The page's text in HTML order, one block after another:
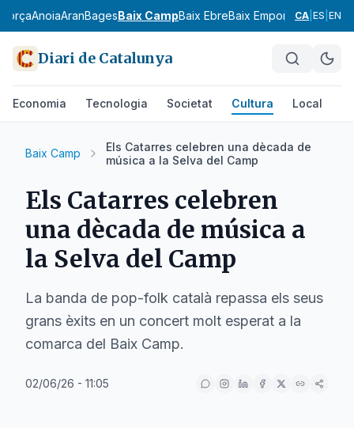
AnoiaAranBagesBaix CampBaix EbreBaix EmpordàBaix
CA ES EN
Diari de Catalunya
Economia Tecnologia Societat Cultura Local
Baix Camp
Els Catarres celebren una dècada de
música a la Selva del Camp
Els Catarres celebren
una dècada de música a
la Selva del Camp
La banda de pop-folk català repassa els seus
grans èxits en un concert molt esperat a la
comarca del Baix Camp.
02/06/26 - 11:05